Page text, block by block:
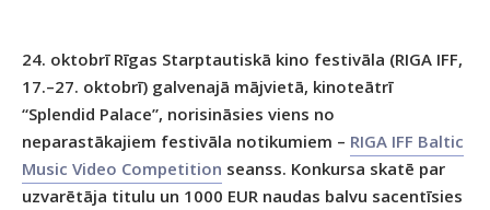
24. oktobrī Rīgas Starptautiskā kino festivāla (RIGA IFF,
17.–27. oktobrī) galvenajā mājvietā, kinoteātrī
“Splendid Palace”, norisināsies viens no
neparastākajiem festivāla notikumiem – RIGA IFF Baltic
Music Video Competition seanss. Konkursa skatē par
uzvarētāja titulu un 1000 EUR naudas balvu sacentīsies